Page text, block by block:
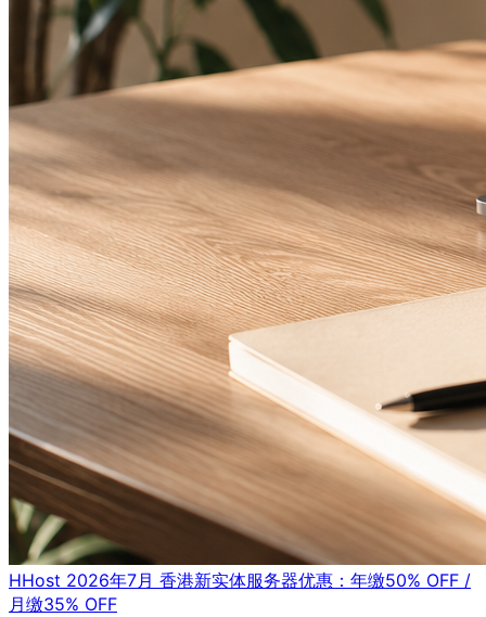
HHost 2026年7月 香港新实体服务器优惠：年缴50% OFF /
月缴35% OFF